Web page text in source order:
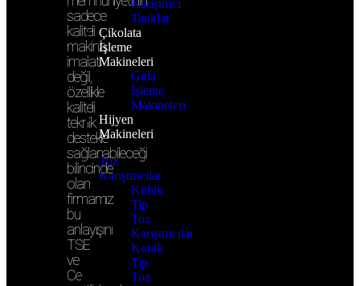
sadece
kaliteli
makina
imalatı
değil,
özellikle
kaliteli
teknik
destekle
sağlanabileceği
bilincinde
olan
firmamız
bu
anlayışını
TSE
ve
Ce
Karıştırıcı
Tanklar
Çikolata
İşleme
Makineleri
Gıda
İşleme
Makineleri
Hijyen
Makineleri
Toz
Karıştırıcılar
Kübik
Tip
Toz
Karıştırıcılar
Konik
Tip
Toz